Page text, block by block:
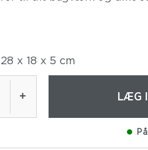
kan indstilles fra 18 x 28
28 x 18 x 5 cm
+ LÆG